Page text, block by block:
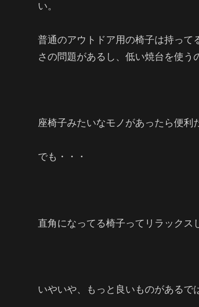
い。
普通のアウトドア用の椅子は持っ
さの問題があるし、低い焼台を使う
座椅子みたいなモノがあったら便利
でも・・・
直角になってる椅子ってリラックス
いやいや、もっと良いものがあるで